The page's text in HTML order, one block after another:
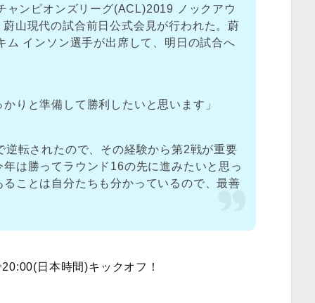
ャンピオンズリーグ(ACL)2019 ノックアウ
山現代の試合前日公式会見が行われた。蔚
ム インソン選手が出席して、明日の試合へ
りと準備して勝利したいと思います」
転されたので、その経験から第2戦が重要
は勝ってラウンド16の先に進みたいと思っ
ことは自分たちも分かっているので、最善
日本時間)キックオフ！